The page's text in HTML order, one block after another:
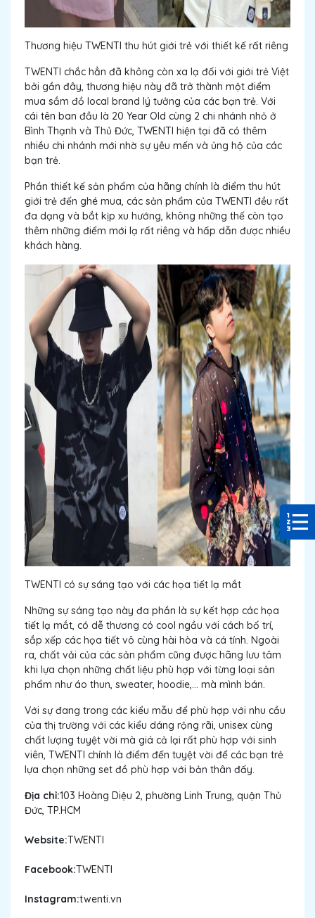
Thương hiệu TWENTI thu hút giới trẻ với thiết kế rất riêng
TWENTI chắc hẳn đã không còn xa lạ đối với giới trẻ Việt
bởi gần đây, thương hiệu này đã trở thành một điểm
mua sắm đồ local brand lý tưởng của các bạn trẻ. Với
cái tên ban đầu là 20 Year Old cùng 2 chi nhánh nhỏ ở
Bình Thạnh và Thủ Đức, TWENTI hiện tại đã có thêm
nhiều chi nhánh mới nhờ sự yêu mến và ủng hộ của các
bạn trẻ.
Phần thiết kế sản phẩm của hãng chính là điểm thu hút
giới trẻ đến ghé mua, các sản phẩm của TWENTI đều rất
đa dạng và bắt kịp xu hướng, không những thế còn tạo
thêm những điểm mới lạ rất riêng và hấp dẫn được nhiều
khách hàng.
TWENTI có sự sáng tạo với các họa tiết lạ mắt
Những sự sáng tạo này đa phần là sự kết hợp các họa
tiết lạ mắt, có dễ thương có cool ngầu với cách bố trí,
sắp xếp các họa tiết vô cùng hài hòa và cá tính. Ngoài
ra, chất vải của các sản phẩm cũng được hãng lưu tâm
khi lựa chọn những chất liệu phù hợp với từng loại sản
phẩm như áo thun, sweater, hoodie,... mà mình bán.
Với sự đang trong các kiểu mẫu để phù hợp với nhu cầu
của thị trường với các kiểu dáng rộng rãi, unisex cùng
chất lượng tuyệt vời mà giá cả lại rất phù hợp với sinh
viên, TWENTI chính là điểm đến tuyệt vời để các bạn trẻ
lựa chọn những set đồ phù hợp với bản thân đấy.
Địa chỉ:103 Hoàng Diệu 2, phường Linh Trung, quận Thủ
Đức, TP.HCM
Website:TWENTI
Facebook:TWENTI
Instagram:twenti.vn